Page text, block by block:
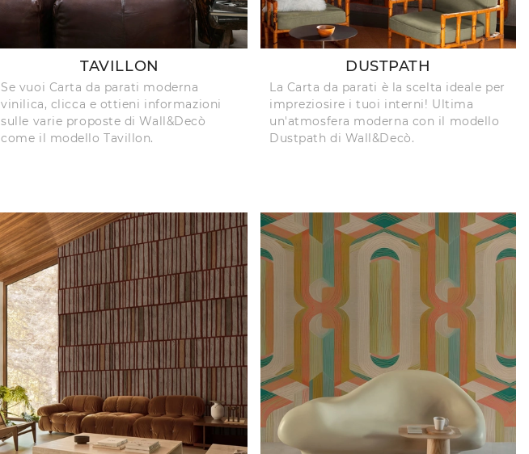
TAVILLON
Se vuoi Carta da parati moderna
vinilica, clicca e ottieni informazioni
sulle varie proposte di Wall&Decò
come il modello Tavillon.
DUSTPATH
La Carta da parati è la scelta ideale per
impreziosire i tuoi interni! Ultima
un'atmosfera moderna con il modello
Dustpath di Wall&Decò.